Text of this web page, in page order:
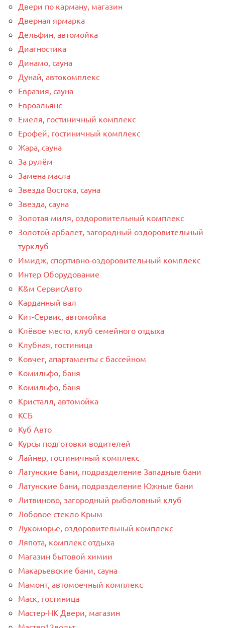
Двери по карману, магазин
Дверная ярмарка
Дельфин, автомойка
Диагностика
Динамо, сауна
Дунай, автокомплекс
Евразия, сауна
Евроальянс
Емеля, гостиничный комплекс
Ерофей, гостиничный комплекс
Жара, сауна
За рулём
Замена масла
Звезда Востока, сауна
Звезда, сауна
Золотая миля, оздоровительный комплекс
Золотой арбалет, загородный оздоровительный
турклуб
Имидж, спортивно-оздоровительный комплекс
Интер Оборудование
К&м СервисАвто
Карданный вал
Кит-Сервис, автомойка
Клёвое место, клуб семейного отдыха
Клубная, гостиница
Ковчег, апартаменты с бассейном
Комильфо, баня
Комильфо, баня
Кристалл, автомойка
КСБ
Куб Авто
Курсы подготовки водителей
Лайнер, гостиничный комплекс
Латунские бани, подразделение Западные бани
Латунские бани, подразделение Южные бани
Литвиново, загородный рыболовный клуб
Лобовое стекло Крым
Лукоморье, оздоровительный комплекс
Ляпота, комплекс отдыха
Магазин бытовой химии
Макарьевские бани, сауна
Мамонт, автомоечный комплекс
Маск, гостиница
Мастер-НК Двери, магазин